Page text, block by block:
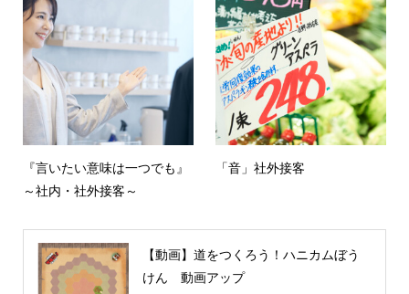
『言いたい意味は一つでも』
～社内・社外接客～
「音」社外接客
【動画】道をつくろう！ハニカムぼう
けん 動画アップ